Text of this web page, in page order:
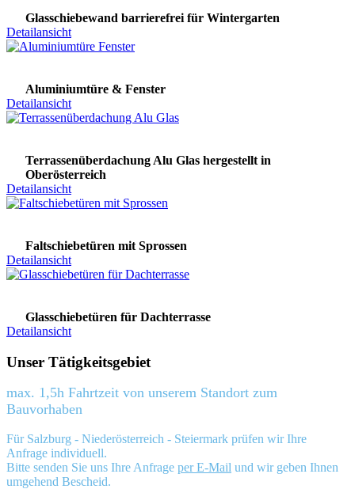
Glasschiebewand barrierefrei für Wintergarten
Detailansicht
Aluminiumtüre & Fenster
Detailansicht
Terrassenüberdachung Alu Glas hergestellt in
Oberösterreich
Detailansicht
Faltschiebetüren mit Sprossen
Detailansicht
Glasschiebetüren für Dachterrasse
Detailansicht
Unser Tätigkeitsgebiet
max. 1,5h Fahrtzeit von unserem Standort zum
Bauvorhaben
Für Salzburg - Niederösterreich - Steiermark prüfen wir Ihre
Anfrage individuell.
Bitte senden Sie uns Ihre Anfrage per E-Mail und wir geben Ihnen
umgehend Bescheid.